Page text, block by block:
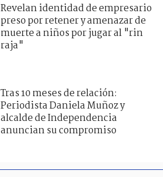
Revelan identidad de empresario
preso por retener y amenazar de
muerte a niños por jugar al "rin
raja"
Tras 10 meses de relación:
Periodista Daniela Muñoz y
alcalde de Independencia
anuncian su compromiso